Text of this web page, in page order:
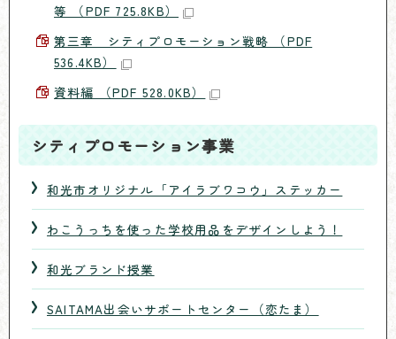
等 （PDF 725.8KB）
第三章 シティプロモーション戦略 （PDF
536.4KB）
資料編 （PDF 528.0KB）
シティプロモーション事業
和光市オリジナル「アイラブワコウ」ステッカー
わこうっちを使った学校用品をデザインしよう！
和光ブランド授業
SAITAMA出会いサポートセンター（恋たま）